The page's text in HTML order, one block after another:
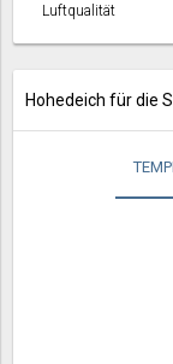
Luftqualität
Hohedeich für die